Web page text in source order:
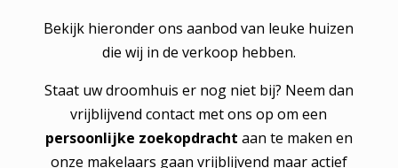
Bekijk hieronder ons aanbod van leuke huizen
die wij in de verkoop hebben.
Staat uw droomhuis er nog niet bij? Neem dan
vrijblijvend contact met ons op om een
persoonlijke zoekopdracht aan te maken en
onze makelaars gaan vrijblijvend maar actief